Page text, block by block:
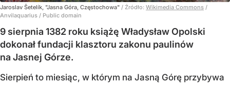
Jaroslav Šetelík, "Jasna Góra, Częstochowa" / Źródło: Wikimedia Commons /
Anvilaquarius / Public domain
9 sierpnia 1382 roku książę Władysław Opolski
dokonał fundacji klasztoru zakonu paulinów
na Jasnej Górze.
Sierpień to miesiąc, w którym na Jasną Górę przybywa